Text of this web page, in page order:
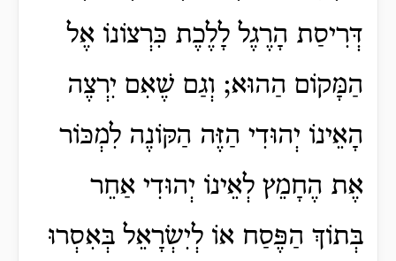
דְּרִיסַת הָרֶגֶל לָלֶכֶת כִּרְצוֹנוֹ אֶל
הַמָּקוֹם הַהוּא; וְגַם שֶׁאִם יִרְצֶה
הָאֵינוֹ יְהוּדִי הַזֶּה הַקּוֹנֶה לִמְכּוֹר
אֶת הֶחָמֵץ לְאֵינוֹ יְהוּדִי אַחֵר
בְּתוֹךְ הַפֶּסַח אוֹ לְיִשְׂרָאֵל בְּאִסְרוּ